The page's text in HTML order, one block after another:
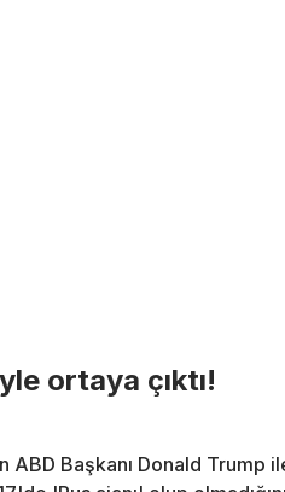
ortaya çıktı!
Başkanı Donald Trump